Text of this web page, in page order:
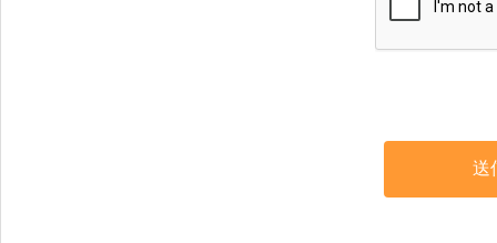
いための措置を講じます。
送